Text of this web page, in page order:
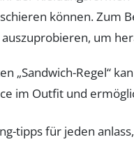
können. Zum
auszuprobieren, um
„Sandwich-Regel“
im Outfit und